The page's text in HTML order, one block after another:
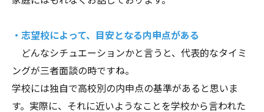
・志望校によって、目安となる内申点がある
どんなシチュエーションかと言うと、代表的なタイミ
ングが三者面談の時ですね。
学校には独自で高校別の内申点の基準があると思いま
す。実際に、それに近いようなことを学校から言われた